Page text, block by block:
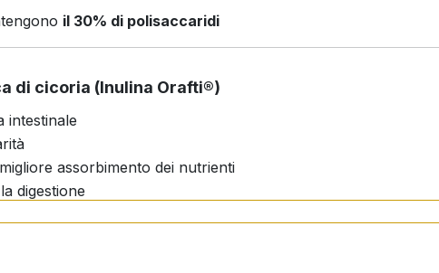
il 30% di polisaccaridi
di cicoria (Inulina Orafti®)
intestinale
assorbimento dei nutrienti
digestione
energia e immunità.